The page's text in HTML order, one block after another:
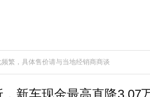
繁，具体售价请与当地经销商商谈
新车现金最高直降3.07